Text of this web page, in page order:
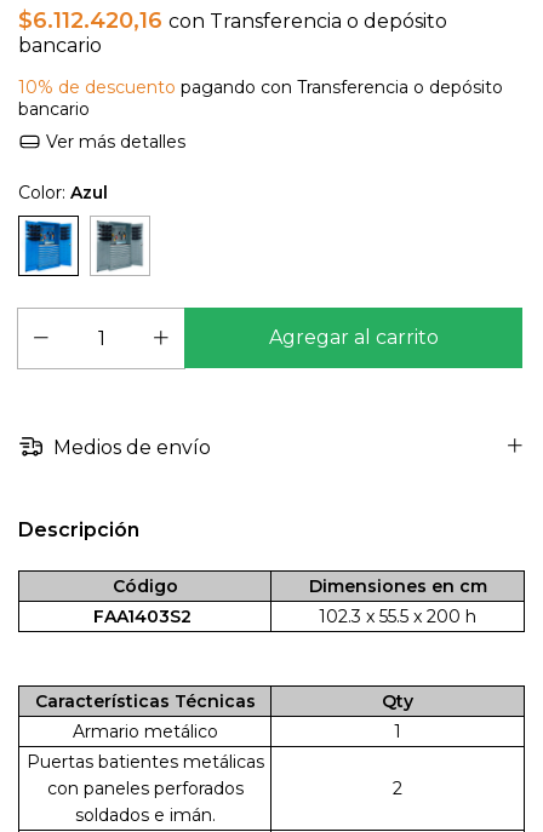
$6.112.420,16 con Transferencia o depósito
bancario
10% de descuento pagando con Transferencia o depósito
bancario
Ver más detalles
Color: Azul
Medios de envío
Descripción
Código
Dimensiones en cm
FAA1403S2
102.3 x 55.5 x 200 h
Características Técnicas
Qty
Armario metálico
1
Puertas batientes metálicas
con paneles perforados
soldados e imán.
2